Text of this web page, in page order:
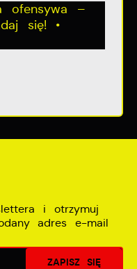
ofensywa –
się! •
i otrzymuj
adres e-mail